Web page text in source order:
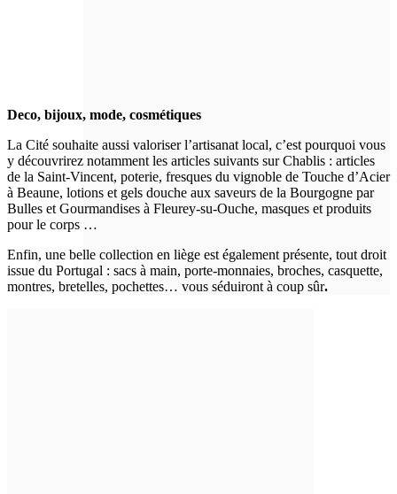
Deco, bijoux, mode, cosmétiques
La Cité souhaite aussi valoriser l’artisanat local, c’est pourquoi vous
y découvrirez notamment les articles suivants sur Chablis : articles
de la Saint-Vincent, poterie, fresques du vignoble de Touche d’Acier
à Beaune, lotions et gels douche aux saveurs de la Bourgogne par
Bulles et Gourmandises à Fleurey-su-Ouche, masques et produits
pour le corps …
Enfin, une belle collection en liège est également présente, tout droit
issue du Portugal : sacs à main, porte-monnaies, broches, casquette,
montres, bretelles, pochettes… vous séduiront à coup sûr.